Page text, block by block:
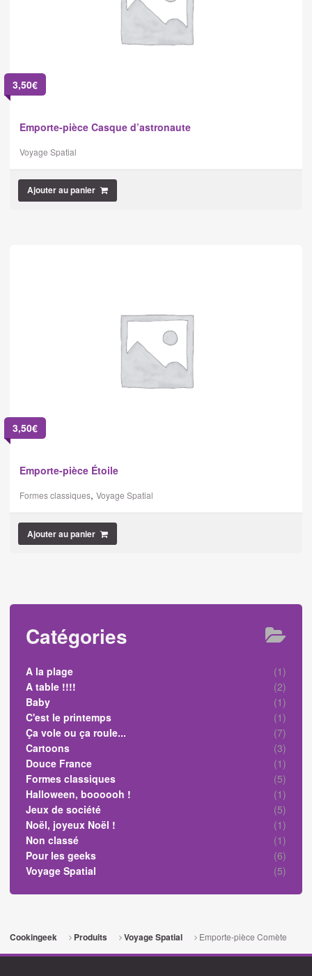
3,50€
Emporte-pièce Casque d’astronaute
Voyage Spatial
Ajouter au panier
3,50€
Emporte-pièce Étoile
Formes classiques, Voyage Spatial
Ajouter au panier
Catégories
A la plage
(1)
A table !!!!
(2)
Baby
(1)
C'est le printemps
(1)
Ça vole ou ça roule...
(7)
Cartoons
(3)
Douce France
(1)
Formes classiques
(5)
Halloween, boooooh !
(1)
Jeux de société
(5)
Noël, joyeux Noël !
(1)
Non classé
(1)
Pour les geeks
(6)
Voyage Spatial
(5)
Cookingeek Produits Voyage Spatial Emporte-pièce Comète